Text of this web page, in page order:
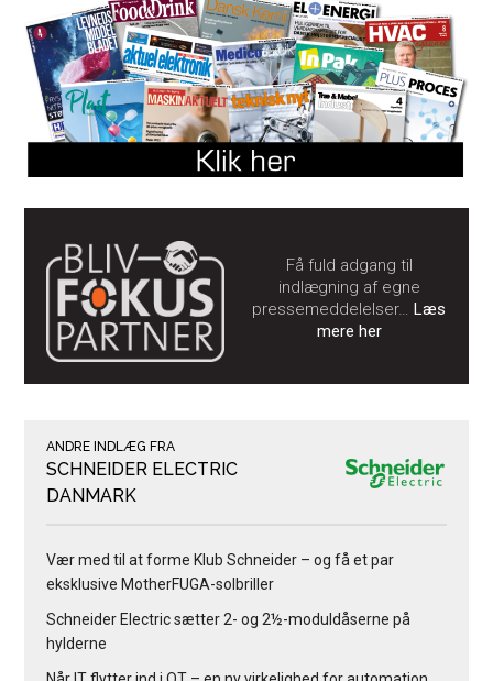
Få fuld adgang til
indlægning af egne
pressemeddelelser…Læs
mere her
ANDRE INDLÆG FRA
SCHNEIDER ELECTRIC
DANMARK
Vær med til at forme Klub Schneider – og få et par
eksklusive MotherFUGA-solbriller
Schneider Electric sætter 2- og 2½-moduldåserne på
hylderne